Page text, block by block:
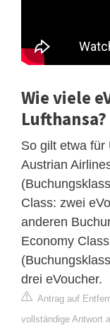
Wie viele
Lufthansa?
So gilt etwa für
Austrian
Class: zwei
anderen
Economy
drei eVoucher.
Antrag auf
vollständige Antwort